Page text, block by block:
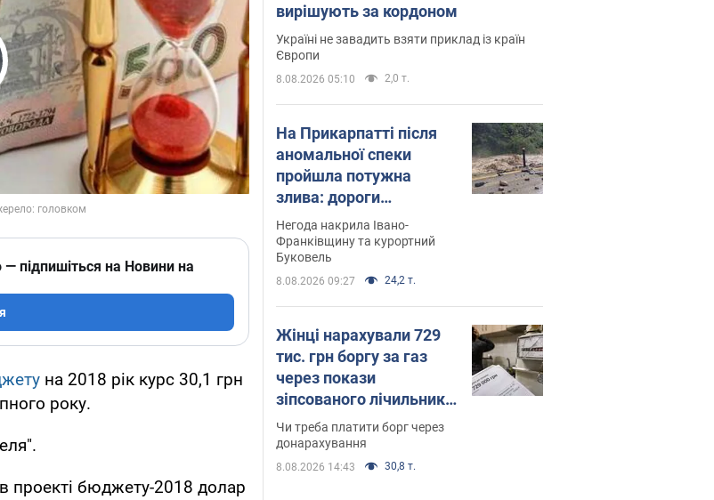
— підпишіться на Новини на
на 2018 рік курс 30,1 грн
року.
проекті бюджету-2018 долар
вирішують за кордоном
Україні не завадить взяти приклад із країн
Європи
8.08.2026 05:10 2,0 т.
На Прикарпатті після
аномальної спеки
пройшла потужна
злива: дороги
перетворились на
річки. Відео
Негода накрила Івано-
Франківщину та курортний
Буковель
8.08.2026 09:27 24,2 т.
Жінці нарахували 729
тис. грн боргу за газ
через покази
зіпсованого лічильника:
суддя ухвалив
неочікуване рішення
Чи треба платити борг через
донарахування
8.08.2026 14:43 30,8 т.